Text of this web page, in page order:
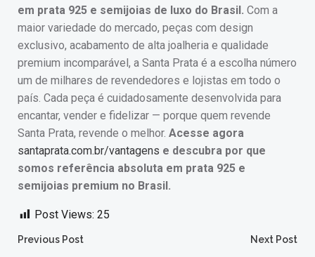
em prata 925 e semijoias de luxo do Brasil. Com a
maior variedade do mercado, peças com design
exclusivo, acabamento de alta joalheria e qualidade
premium incomparável, a Santa Prata é a escolha número
um de milhares de revendedores e lojistas em todo o
país. Cada peça é cuidadosamente desenvolvida para
encantar, vender e fidelizar — porque quem revende
Santa Prata, revende o melhor. Acesse agora
santaprata.com.br/vantagens e descubra por que
somos referência absoluta em prata 925 e
semijoias premium no Brasil.
Post Views: 25
Post
Previous Post Next Post